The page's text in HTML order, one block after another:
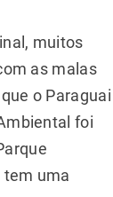
muitos
as malas
o Paraguai
foi
tem uma